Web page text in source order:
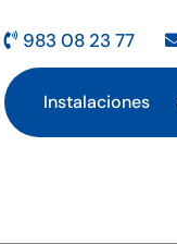
983 08 23 77
Instalaciones